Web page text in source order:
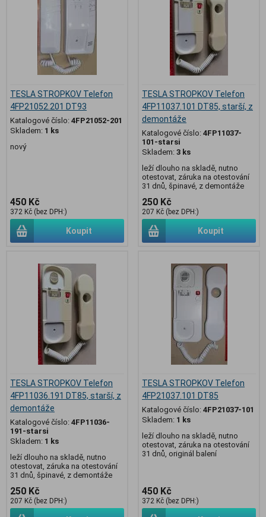
TESLA STROPKOV Telefon
4FP21052.201 DT93
Katalogové číslo: 4FP21052-201
Skladem: 1 ks
nový
450 Kč
372 Kč (bez DPH:)
Koupit
TESLA STROPKOV Telefon
4FP11037.101 DT85, starší, z
demontáže
Katalogové číslo: 4FP11037-
101-starsi
Skladem: 3 ks
leží dlouho na skladě, nutno
otestovat, záruka na otestování
31 dnů, špinavé, z demontáže
250 Kč
207 Kč (bez DPH:)
Koupit
TESLA STROPKOV Telefon
4FP11036.191 DT85, starší, z
demontáže
Katalogové číslo: 4FP11036-
191-starsi
Skladem: 1 ks
leží dlouho na skladě, nutno
otestovat, záruka na otestování
31 dnů, špinavé, z demontáže
250 Kč
207 Kč (bez DPH:)
TESLA STROPKOV Telefon
4FP21037.101 DT85
Katalogové číslo: 4FP21037-101
Skladem: 1 ks
leží dlouho na skladě, nutno
otestovat, záruka na otestování
31 dnů, originál balení
450 Kč
372 Kč (bez DPH:)